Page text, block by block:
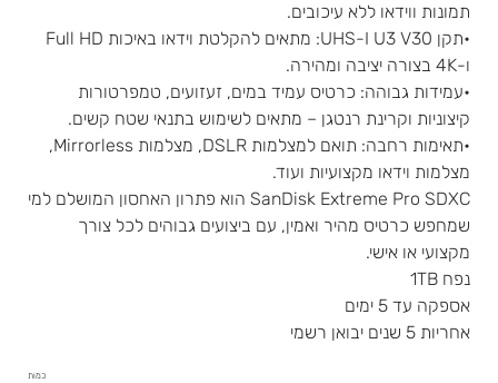
תמונות ווידאו ללא עיכובים.
•תקן UHS-I U3 V30: מתאים להקלטת וידאו באיכות Full HD
ו-4K בצורה יציבה ומהירה.
•עמידות גבוהה: כרטיס עמיד במים, זעזועים, טמפרטורות
קיצוניות וקרינת רנטגן – מתאים לשימוש בתנאי שטח קשים.
•תאימות רחבה: תואם למצלמות DSLR, מצלמות Mirrorless,
מצלמות וידאו מקצועיות ועוד.
SanDisk Extreme Pro SDXC הוא פתרון האחסון המושלם למי
שמחפש כרטיס מהיר ואמין, עם ביצועים גבוהים לכל צורך
מקצועי או אישי.
נפח 1TB
אספקה עד 5 ימים
אחריות 5 שנים יבואן רשמי
כמות